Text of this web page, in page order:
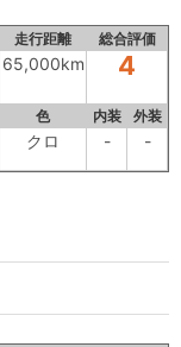
走行距離 総合評価
65,000km 4
色 内装 外装
クロ - -